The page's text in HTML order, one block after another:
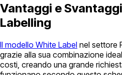
Vantaggi e
Labelling
Il modello White Label nel settore
grazie alla sua combinazione
costi, creando una grande